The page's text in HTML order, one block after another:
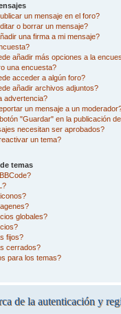
un mensaje en el foro?
o borrar un mensaje?
una firma a mi mensaje?
añadir más opciones a la
una encuesta?
acceder a algún foro?
añadir archivos adjuntos?
advertencia?
un mensaje a un
"Guardar" en la publicación
necesitan ser aprobados?
un tema?
temas
globales?
fijos?
cerrados?
para los temas?
de la autenticación y